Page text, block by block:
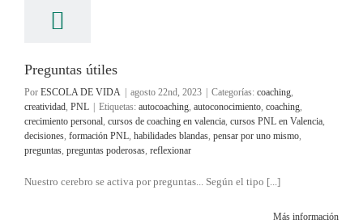
Preguntas útiles
Por ESCOLA DE VIDA agosto 22nd, 2023 Categorías: coaching,
creatividad, PNL Etiquetas: autocoaching, autoconocimiento, coaching,
crecimiento personal, cursos de coaching en valencia, cursos PNL en Valencia,
decisiones, formación PNL, habilidades blandas, pensar por uno mismo,
preguntas, preguntas poderosas, reflexionar
Nuestro cerebro se activa por preguntas... Según el tipo [...]
Más información